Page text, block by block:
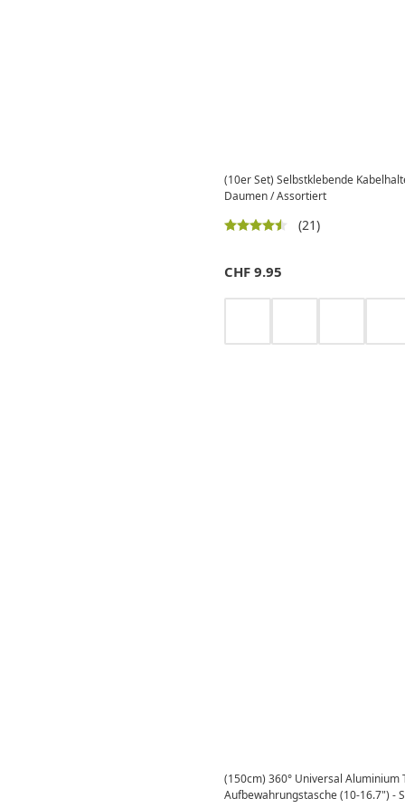
(10er Set) Selbstklebende
Daumen / Assortiert
(21)
CHF 9.95
(150cm) 360° Universal
Aufbewahrungstasche (10-16.7") -